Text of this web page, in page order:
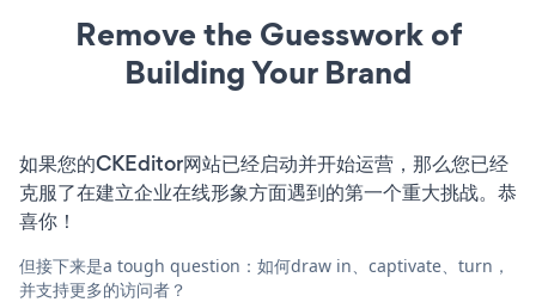
Remove the Guesswork of
Building Your Brand
如果您的CKEditor网站已经启动并开始运营，那么您已经
克服了在建立企业在线形象方面遇到的第一个重大挑战。恭
喜你！
但接下来是a tough question：如何draw in、captivate、turn，
并支持更多的访问者？